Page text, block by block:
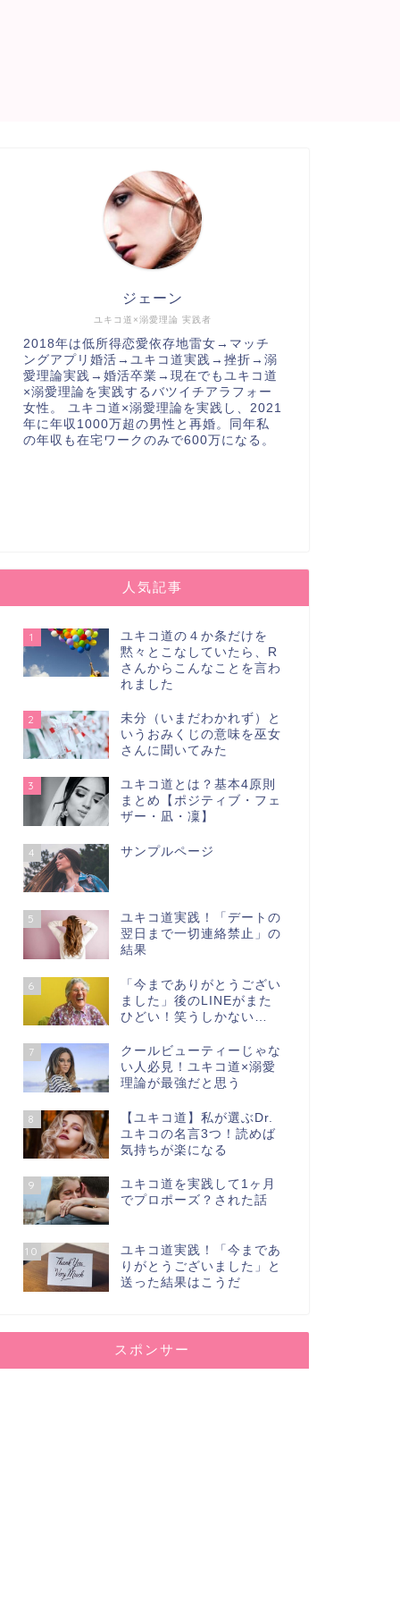
ユキコ道×溺愛理論 実践者
ジェーン
2018年は低所得恋愛依存地雷女→マッチ
ングアプリ婚活→ユキコ道実践→挫折→溺
愛理論実践→婚活卒業→現在でもユキコ道
×溺愛理論を実践するバツイチアラフォー
女性。 ユキコ道×溺愛理論を実践し、2021
年に年収1000万超の男性と再婚。同年私
の年収も在宅ワークのみで600万になる。
人気記事
1
ユキコ道の４か条だけを
黙々とこなしていたら、R
さんからこんなことを言わ
れました
2
未分（いまだわかれず）と
いうおみくじの意味を巫女
さんに聞いてみた
3
ユキコ道とは？基本4原則
まとめ【ポジティブ・フェ
ザー・凪・凜】
4 サンプルページ
5
ユキコ道実践！「デートの
翌日まで一切連絡禁止」の
結果
6
「今までありがとうござい
ました」後のLINEがまた
ひどい！笑うしかない…
7
クールビューティーじゃな
い人必見！ユキコ道×溺愛
理論が最強だと思う
8
【ユキコ道】私が選ぶDr.
ユキコの名言3つ！読めば
気持ちが楽になる
9
ユキコ道を実践して1ヶ月
でプロポーズ？された話
10
ユキコ道実践！「今まであ
りがとうございました」と
送った結果はこうだ
スポンサー